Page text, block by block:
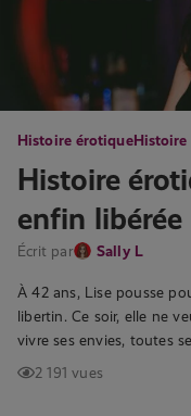
Histoire érotiqueHistoire
Histoire
enfin libérée
Écrit par Sally L
À 42 ans, Lise pousse
libertin. Ce soir, elle ne
vivre ses envies, toutes
2 191 vues